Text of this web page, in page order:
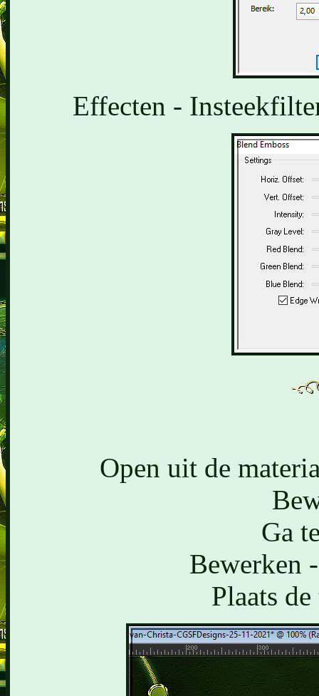
Effecten -
Open uit de
Ga
Bewerken
Plaats